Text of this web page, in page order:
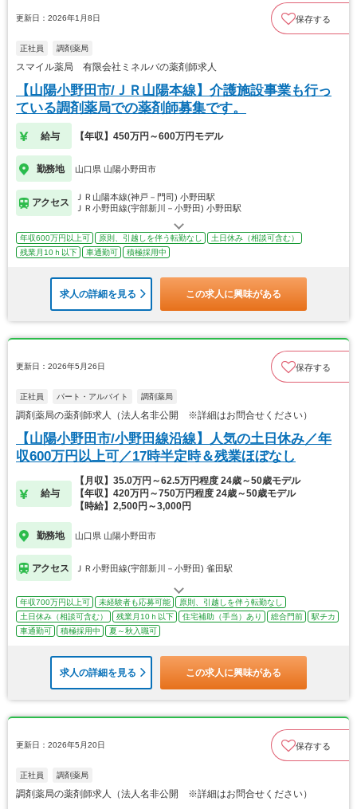
更新日：2026年1月8日 保存する
正社員 調剤薬局
スマイル薬局 有限会社ミネルバの薬剤師求人
【山陽小野田市/ＪＲ山陽本線】介護施設事業も行っ
ている調剤薬局での薬剤師募集です。
給与 【年収】450万円～600万円モデル
勤務地 山口県 山陽小野田市
アクセス
ＪＲ山陽本線(神戸－門司) 小野田駅
ＪＲ小野田線(宇部新川－小野田) 小野田駅
年収600万円以上可 原則、引越しを伴う転勤なし
土日休み（相談可含む）
残業月10ｈ以下
車通勤可 積極採用中
求人の詳細を見る この求人に興味がある
更新日：2026年5月26日 保存する
正社員 パート・アルバイト 調剤薬局
調剤薬局の薬剤師求人（法人名非公開 ※詳細はお問合せください）
【山陽小野田市/小野田線沿線】人気の土日休み／年
収600万円以上可／17時半定時＆残業ほぼなし
給与
【月収】35.0万円～62.5万円程度 24歳～50歳モデル
【年収】420万円～750万円程度 24歳～50歳モデル
【時給】2,500円～3,000円
勤務地 山口県 山陽小野田市
アクセス ＪＲ小野田線(宇部新川－小野田) 雀田駅
年収700万円以上可 未経験者も応募可能
原則、引越しを伴う転勤なし
土日休み（相談可含む）
残業月10ｈ以下 住宅補助（手当）あり 総合門前
駅チカ
車通勤可
積極採用中 夏～秋入職可
求人の詳細を見る この求人に興味がある
更新日：2026年5月20日 保存する
正社員 調剤薬局
調剤薬局の薬剤師求人（法人名非公開 ※詳細はお問合せください）